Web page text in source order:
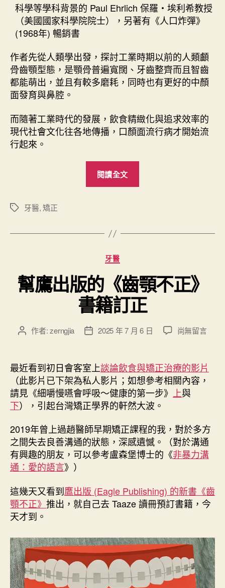
科學等學科背景的 Paul Ehrlich 保羅・埃利希教授
（美國國家科學院院士），另著有《人口炸彈》
(1968年) 暢銷書
作者先從人類學出發，探討工業時期以前的人類顱
骨齒顎型態，是顎骨普遍寬闊、牙齒整齊而且智齒
都能萌出，並且有較多磨耗，同時也有更好的中顏
面發育與鼻腔。
而隨著工業時代的發展，飲食精緻化與追求效率的
現代社會文化往各地傳播，口顏面流行病才開始流
行起來。
閱讀全文
正
行
病
故
事
”
標
牙醫,矯正
分
類
牙醫
幫鷹出版的《齒顎不正》
書籍訂正
文
者
作者:zerngjia
文
佈
日
期
2025 年 7 月 6 日
在
鷹
出
版
的
顎
不
正
籍
訂
正
尚無留言
最近看到初日會客室上談論飲食與矯正治療的影片
（此影片已下架為私人影片；如想參考相關內容，
請見《細嚼慢嚥會呼吸～健康的第一步》
上與
下），引起台灣矯正學界的軒然大波。
2019年曾上過趙醫師早期矯正課程的我，對於多方
之間失去良善溝通的狀態，深感遺憾。（對於溝通
有興趣的朋友，可以參考盧森堡博士的《非暴力溝
通：愛的語言》）
這幾天又看到鷹出版 (Eagle Publishing) 的新書《齒
顎不正》 推出，就自己去 Taaze 讀冊預訂書籍，今
天才到。